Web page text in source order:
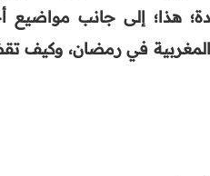
هذا؛ إلى جانب مواضيع
المغربية في رمضان، وكيف